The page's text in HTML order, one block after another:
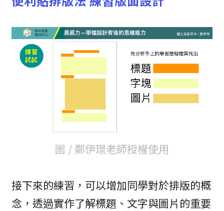
圖 / 鄭伊璟老師授權使用
接下來的練習，可以增加同學對於排版的概
念，透過實作了解標題、文字與圖片的重要